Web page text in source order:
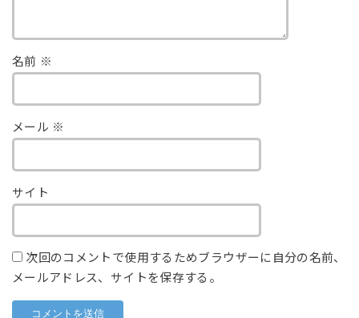
名前 ※
メール ※
サイト
次回のコメントで使用するためブラウザーに自分の名前、
メールアドレス、サイトを保存する。